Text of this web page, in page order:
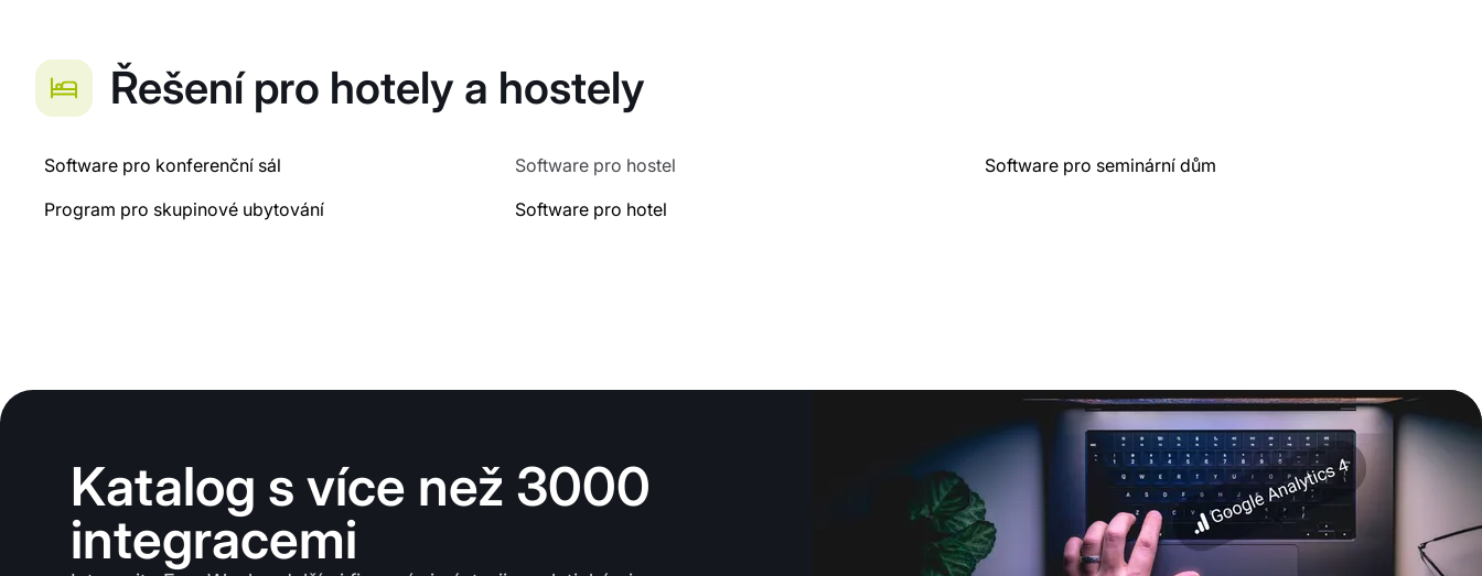
Řešení pro hotely a hostely
Software pro konferenční sál
Program pro skupinové ubytování
Software pro hostel
Software pro hotel
Software pro seminární dům
Katalog s více než 3000
integracemi